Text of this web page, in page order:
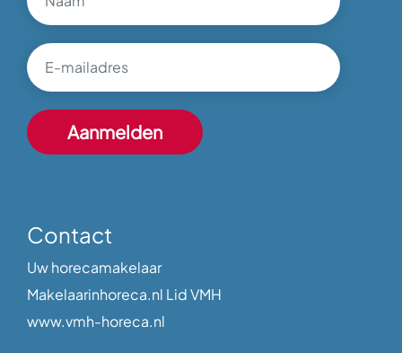
Contact
Uw horecamakelaar
Makelaarinhoreca.nl Lid VMH
www.vmh-horeca.nl